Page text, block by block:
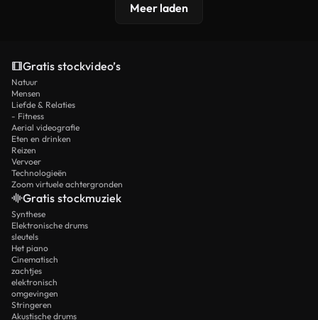
Meer laden
Gratis stockvideo’s
Natuur
Mensen
Liefde & Relaties
- Fitness
Aerial videografie
Eten en drinken
Reizen
Vervoer
Technologieën
Zoom virtuele achtergronden
Gratis stockmuziek
Synthese
Elektronische drums
sleutels
Het piano
Cinematisch
zachtjes
elektronisch
omgevingen
Stringeren
Akustische drums